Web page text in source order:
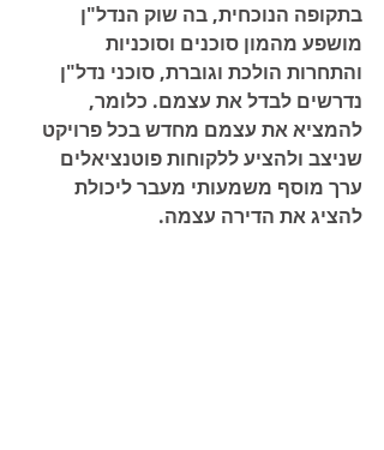
בתקופה הנוכחית, בה שוק הנדל"ן
מושפע מהמון סוכנים וסוכניות
והתחרות הולכת וגוברת, סוכני נדל"ן
נדרשים לבדל את עצמם. כלומר,
להמציא את עצמם מחדש בכל פרויקט
שניצב ולהציע ללקוחות פוטנציאלים
ערך מוסף משמעותי מעבר ליכולת
להציג את הדירה עצמה.